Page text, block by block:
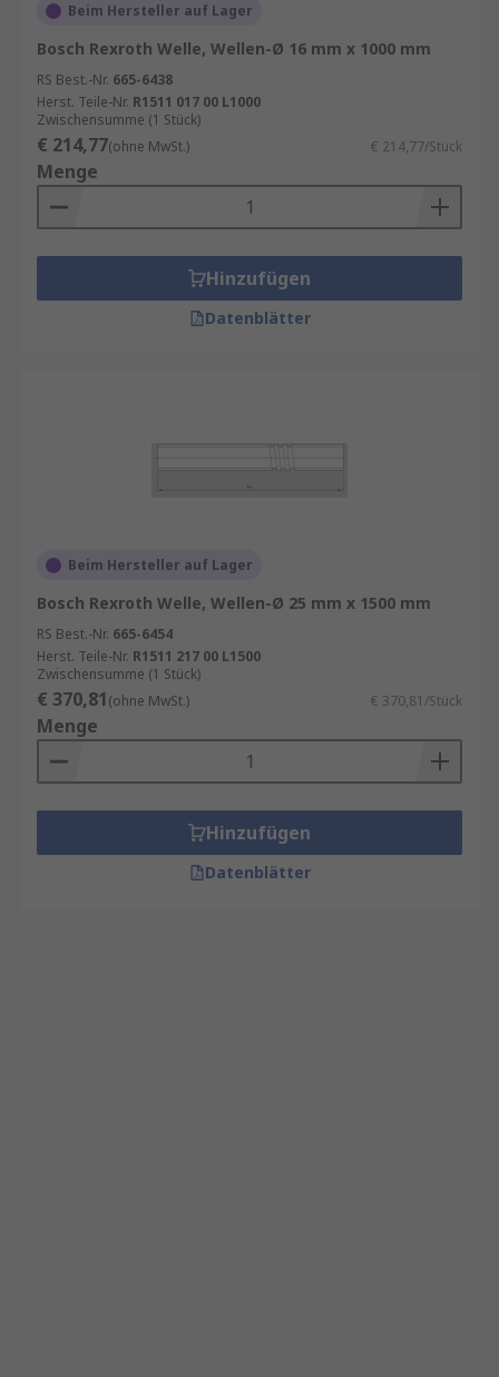
Beim Hersteller auf Lager
Bosch Rexroth Welle, Wellen-Ø 16 mm x 1000 mm
RS Best.-Nr. 665-6438
Herst. Teile-Nr. R1511 017 00 L1000
Zwischensumme (1 Stück)
€ 214,77(ohne MwSt.) € 214,77/Stück
Menge
Hinzufügen
Datenblätter
Beim Hersteller auf Lager
Bosch Rexroth Welle, Wellen-Ø 25 mm x 1500 mm
RS Best.-Nr. 665-6454
Herst. Teile-Nr. R1511 217 00 L1500
Zwischensumme (1 Stück)
€ 370,81(ohne MwSt.) € 370,81/Stück
Menge
Hinzufügen
Datenblätter